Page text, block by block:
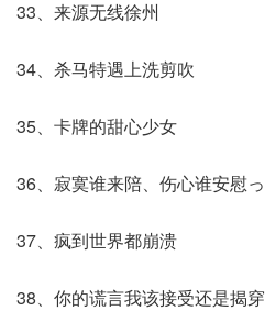
33、来源无线徐州
34、杀马特遇上洗剪吹
35、卡牌的甜心少女
36、寂寞谁来陪、伤心谁安慰っ
37、疯到世界都崩溃
38、你的谎言我该接受还是揭穿